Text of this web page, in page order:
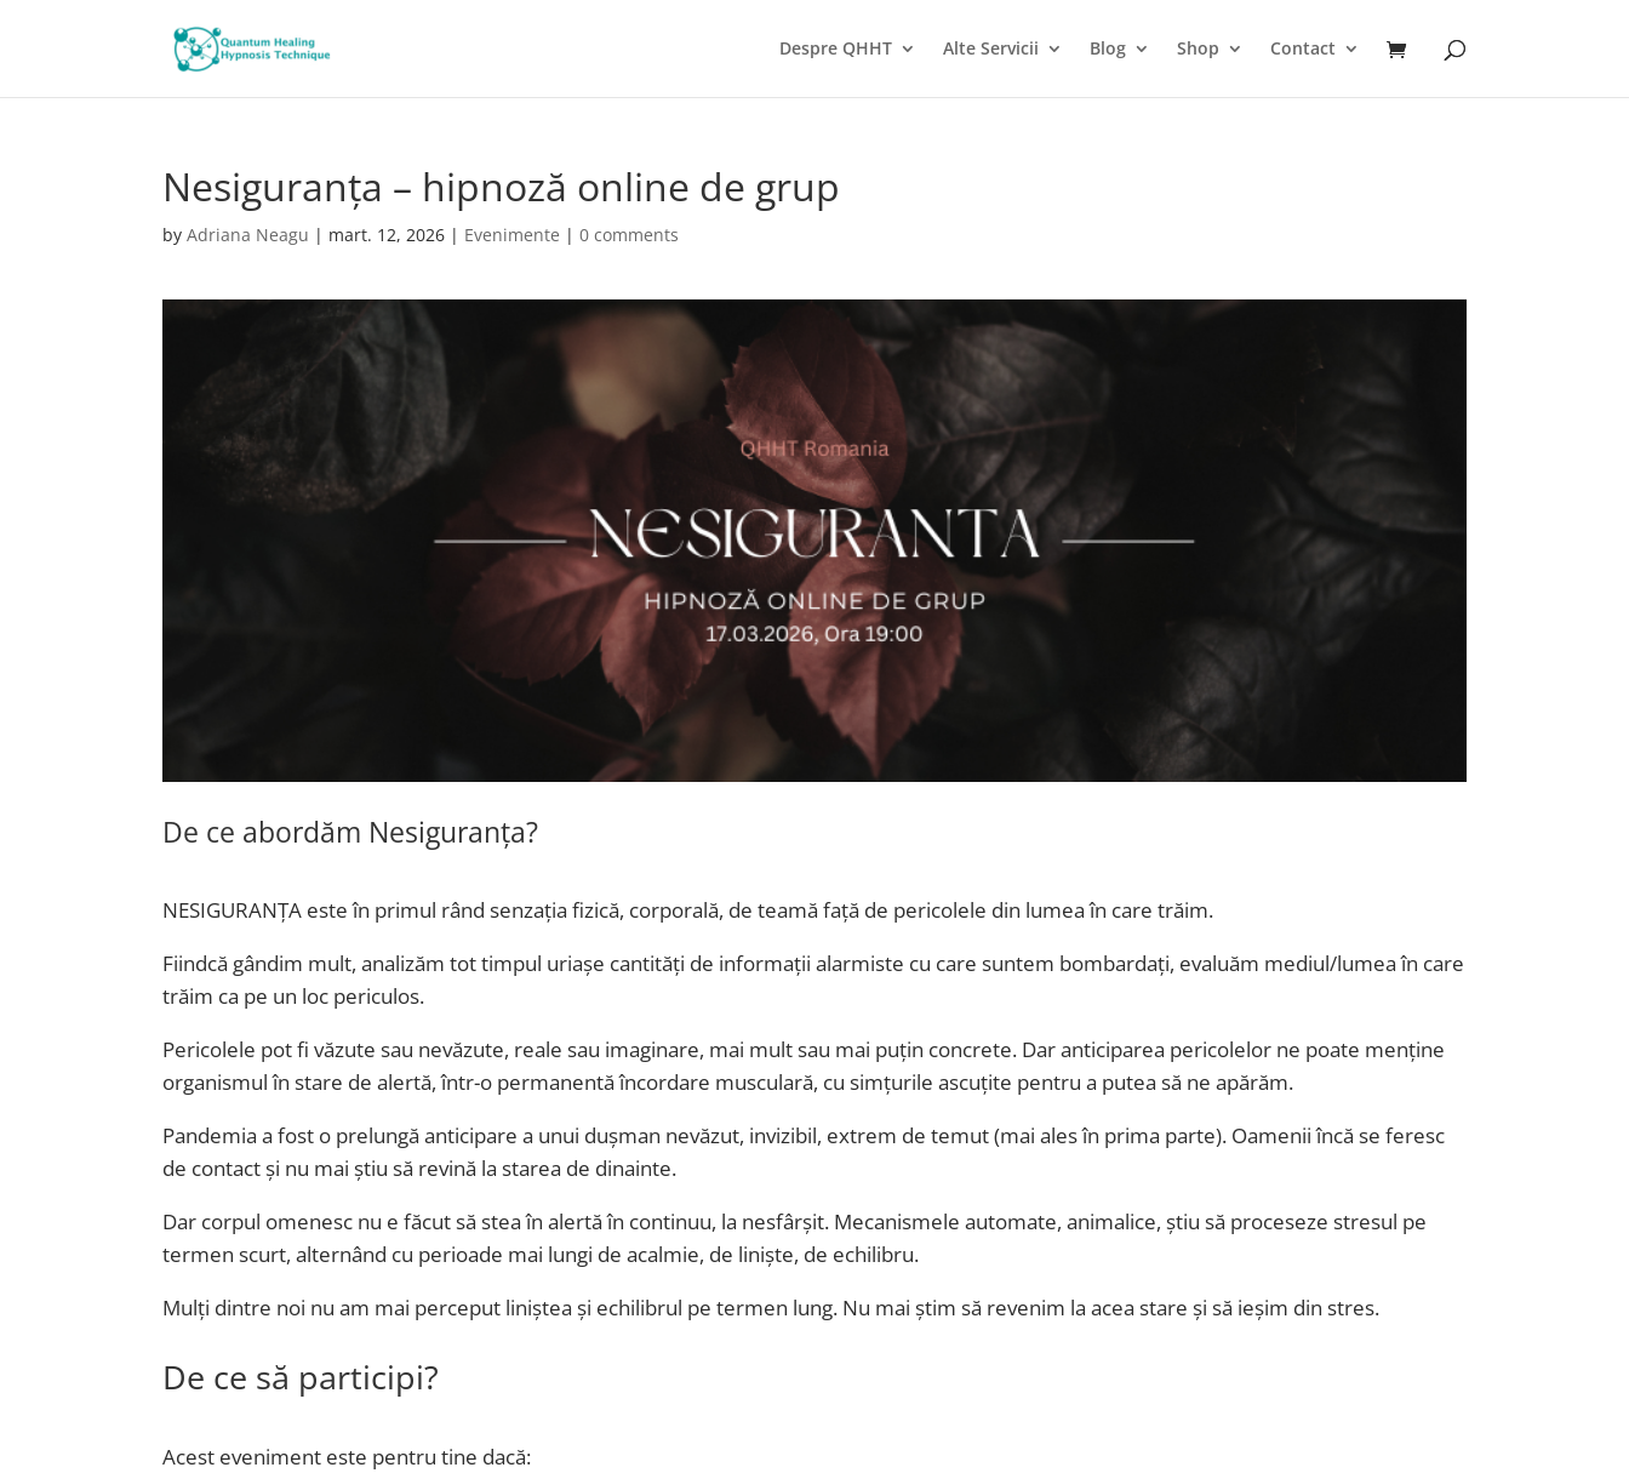
Despre QHHT Alte Servicii Blog Shop Contact
Nesiguranța – hipnoză online de grup
byAdriana Neagu | mart. 12, 2026 | Evenimente |0 comments
De ce abordăm Nesiguranța?
NESIGURANȚA este în primul rând senzația fizică, corporală, de teamă față de pericolele din lumea în care trăim.
Fiindcă gândim mult, analizăm tot timpul uriașe cantități de informații alarmiste cu care suntem bombardați, evaluăm mediul/lumea în care
trăim ca pe un loc periculos.
Pericolele pot fi văzute sau nevăzute, reale sau imaginare, mai mult sau mai puțin concrete. Dar anticiparea pericolelor ne poate menține
organismul în stare de alertă, într-o permanentă încordare musculară, cu simțurile ascuțite pentru a putea să ne apărăm.
Pandemia a fost o prelungă anticipare a unui dușman nevăzut, invizibil, extrem de temut (mai ales în prima parte). Oamenii încă se feresc
de contact și nu mai știu să revină la starea de dinainte.
Dar corpul omenesc nu e făcut să stea în alertă în continuu, la nesfârșit. Mecanismele automate, animalice, știu să proceseze stresul pe
termen scurt, alternând cu perioade mai lungi de acalmie, de liniște, de echilibru.
Mulți dintre noi nu am mai perceput liniștea și echilibrul pe termen lung. Nu mai știm să revenim la acea stare și să ieșim din stres.
De ce să participi?
Acest eveniment este pentru tine dacă: